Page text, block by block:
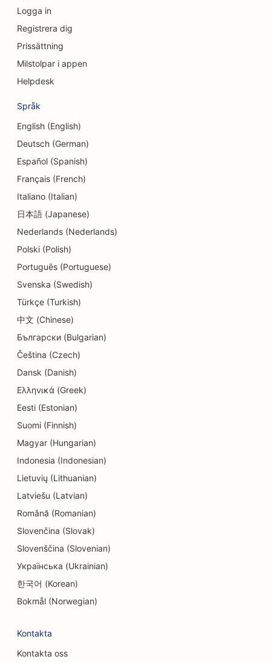
SEO för konsultföretag
SEO för delikatessbutiker
SEO för dansstudios
SEO för Dermabrasionstjänster
SEO för tandläkarmottagningar
SEO för detaljhandelsbutiker
SEO för matgäster
SEO för cupcakebutiker
SEO för utbildnings- och barnomsorgstjänster
SEO för kemtvättar
SEO för elektriker
SEO för elektronikbutiker
SEO för ingenjörsbyråer
SEO för underhållning och rekreation
SEO för Escape Rooms
SEO för restauranger från jord till bord
SEO för Facelift-tjänster
SEO för familjerestauranger
SEO för snabbmatsrestauranger
SEO för blomsterhandlare
SEO för restauranger med god mat
Logga in
Registrera dig
Prissättning
Milstolpar i appen
Helpdesk
Språk
English (English)
Deutsch (German)
Español (Spanish)
Français (French)
Italiano (Italian)
日本語 (Japanese)
Nederlands (Nederlands)
Polski (Polish)
Português (Portuguese)
Svenska (Swedish)
Türkçe (Turkish)
中文 (Chinese)
Български (Bulgarian)
Čeština (Czech)
Dansk (Danish)
Ελληνικά (Greek)
Eesti (Estonian)
Suomi (Finnish)
Magyar (Hungarian)
Indonesia (Indonesian)
Lietuvių (Lithuanian)
Latviešu (Latvian)
Română (Romanian)
Slovenčina (Slovak)
Slovenščina (Slovenian)
Українська (Ukrainian)
한국어 (Korean)
Bokmål (Norwegian)
Kontakta
Kontakta oss